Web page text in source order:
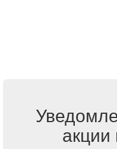
акции